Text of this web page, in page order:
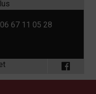
06 67 11 05 28